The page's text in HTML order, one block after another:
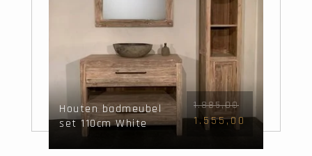
Houten badmeubel
set 110cm White
Wash incl kast,
spiegel & waskom
1.885,00
1.555,00